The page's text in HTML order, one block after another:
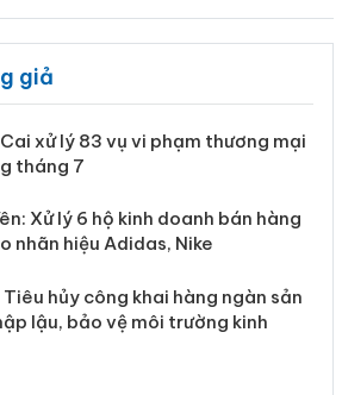
giả
Cai xử lý 83 vụ vi phạm thương
trong tháng 7
Yên: Xử lý 6 hộ kinh doanh bán
giả mạo nhãn hiệu Adidas, Nike